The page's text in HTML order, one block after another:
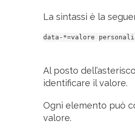
La sintassi è la
data-*=valore
Al posto
identificare il valore.
Ogni elemento può
valore.